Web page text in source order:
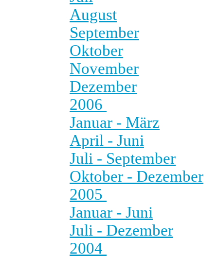
August
September
Oktober
November
Dezember
2006
Januar - März
April - Juni
Juli - September
Oktober - Dezember
2005
Januar - Juni
Juli - Dezember
2004